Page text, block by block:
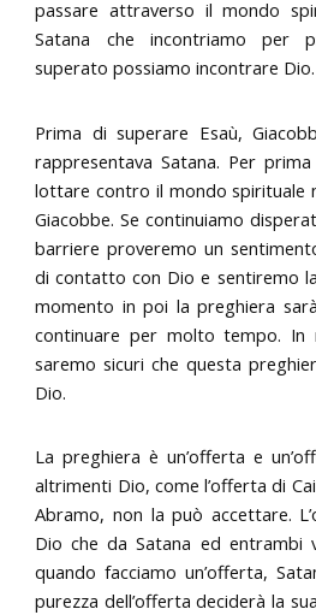
passare attraverso il mondo
Satana che incontriamo per
superato possiamo incontrare Dio.
Prima di superare Esaù,
rappresentava Satana. Per
lottare contro il mondo spirituale
Giacobbe. Se continuiamo
barriere proveremo un
di contatto con Dio e sentiremo
momento in poi la preghiera
continuare per molto tempo. In
saremo sicuri che questa
Dio.
La preghiera è un’offerta e
altrimenti Dio, come l’offerta di
Abramo, non la può accettare.
Dio che da Satana ed entrambi
quando facciamo un’offerta,
purezza dell’offerta deciderà la